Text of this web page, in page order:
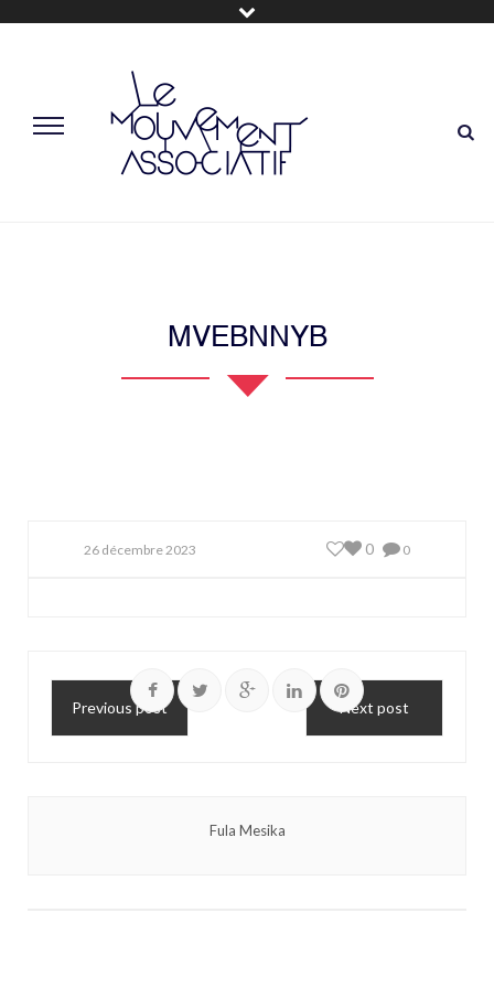
MVEBNNYB
26 décembre 2023 0
0
Previous post Next post
Fula Mesika